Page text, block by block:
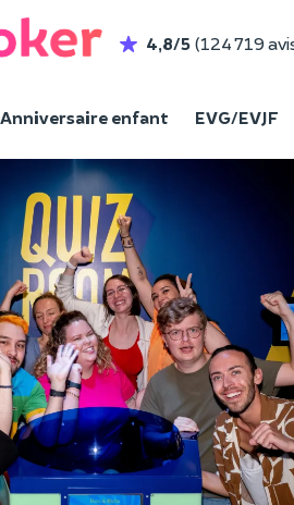
4,8/5 (124 719
Anniversaire enfant EVG/EVJF